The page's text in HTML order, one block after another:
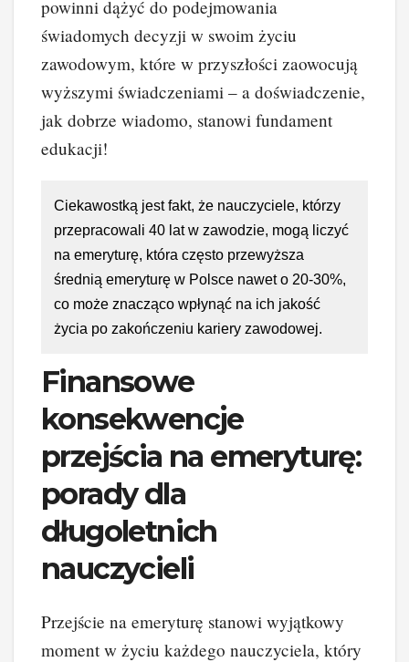
powinni dążyć do podejmowania
świadomych decyzji w swoim życiu
zawodowym, które w przyszłości zaowocują
wyższymi świadczeniami – a doświadczenie,
jak dobrze wiadomo, stanowi fundament
edukacji!
Ciekawostką jest fakt, że nauczyciele, którzy
przepracowali 40 lat w zawodzie, mogą liczyć
na emeryturę, która często przewyższa
średnią emeryturę w Polsce nawet o 20-30%,
co może znacząco wpłynąć na ich jakość
życia po zakończeniu kariery zawodowej.
Finansowe
konsekwencje
przejścia na emeryturę:
porady dla
długoletnich
nauczycieli
Przejście na emeryturę stanowi wyjątkowy
moment w życiu każdego nauczyciela, który